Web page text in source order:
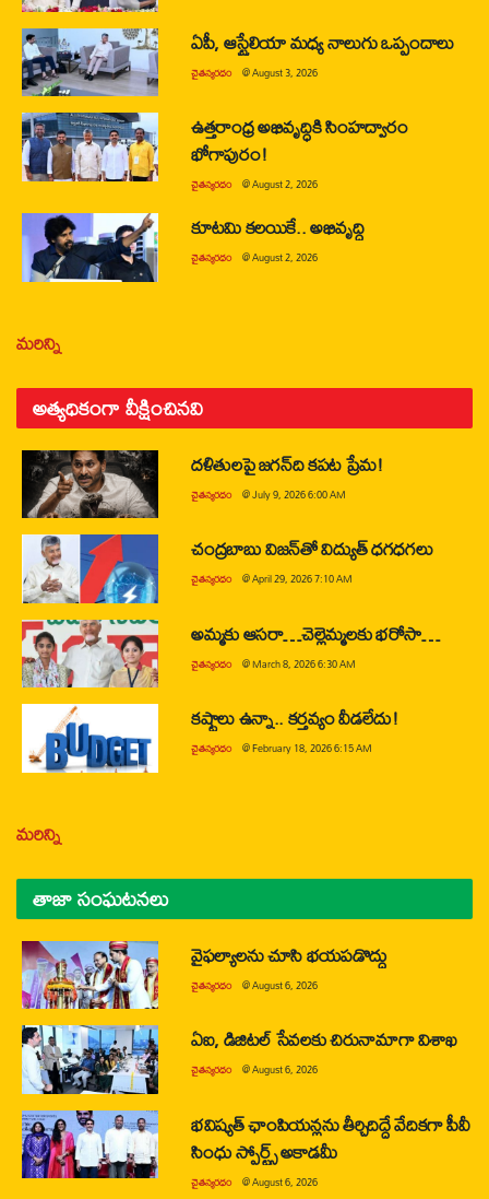
ఏపీ, ఆస్ట్రేలియా మధ్య నాలుగు ఒప్పందాలు
చైతన్యరధం @August 3, 2026
ఉత్తరాంధ్ర అభివృద్ధికి సింహద్వారం
భోగాపురం!
చైతన్యరధం @August 2, 2026
కూటమి కలయికే.. అభివృద్ధి
చైతన్యరధం @August 2, 2026
మరిన్ని
అత్యధికంగా వీక్షించినవి
దళితులపై జగన్‌ది కపట ప్రేమ!
చైతన్యరధం @July 9, 2026 6:00 AM
చంద్రబాబు విజన్‌తో విద్యుత్ ధగధగలు
చైతన్యరధం @April 29, 2026 7:10 AM
అమ్మకు ఆసరా…చెల్లెమ్మలకు భరోసా…
చైతన్యరధం @March 8, 2026 6:30 AM
కష్టాలు ఉన్నా.. కర్తవ్యం వీడలేదు!
చైతన్యరధం @February 18, 2026 6:15 AM
మరిన్ని
తాజా సంఘటనలు
వైఫల్యాలను చూసి భయపడొద్దు
చైతన్యరధం @August 6, 2026
ఏఐ, డిజిటల్ సేవలకు చిరునామాగా విశాఖ
చైతన్యరధం @August 6, 2026
భవిష్యత్ ఛాంపియన్లను తీర్చిదిద్దే వేదికగా పీవీ
సింధు స్పోర్ట్స్ అకాడమీ
చైతన్యరధం @August 6, 2026